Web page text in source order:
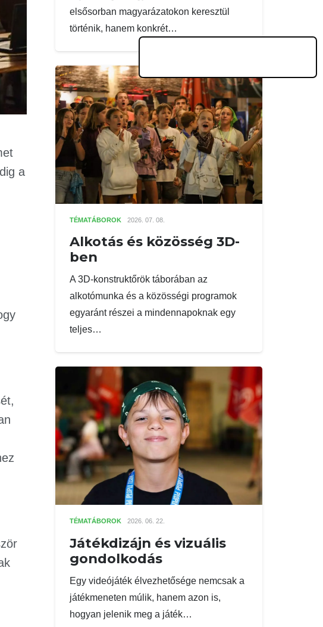
a
elsősorban magyarázatokon keresztül
történik, hanem konkrét…
TÉMATÁBOROK 2026. 07. 08.
Alkotás és közösség 3D-
ben
A 3D-konstruktőrök táborában az
alkotómunka és a közösségi programok
egyaránt részei a mindennapoknak egy
teljes…
TÉMATÁBOROK 2026. 06. 22.
Játékdizájn és vizuális
gondolkodás
Egy videójáték élvezhetősége nemcsak a
játékmeneten múlik, hanem azon is,
hogyan jelenik meg a játék…